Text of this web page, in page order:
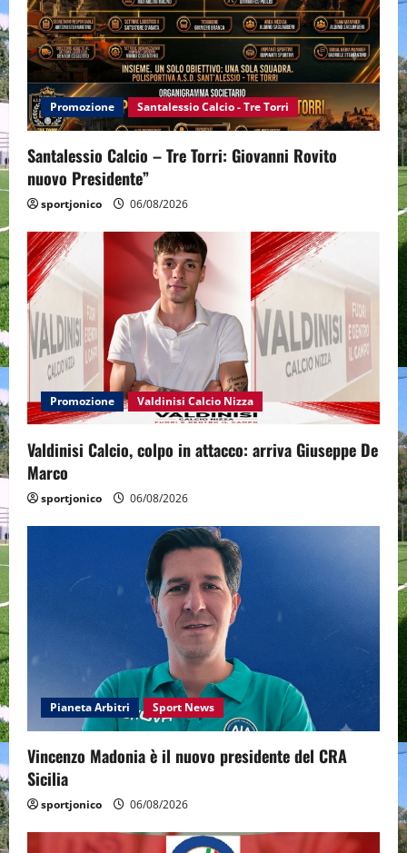
Promozione Santalessio Calcio - Tre Torri
Santalessio Calcio – Tre Torri: Giovanni Rovito
nuovo Presidente”
sportjonico 06/08/2026
Promozione Valdinisi Calcio Nizza
Valdinisi Calcio, colpo in attacco: arriva Giuseppe De
Marco
sportjonico 06/08/2026
Pianeta Arbitri Sport News
Vincenzo Madonia è il nuovo presidente del CRA
Sicilia
sportjonico 06/08/2026